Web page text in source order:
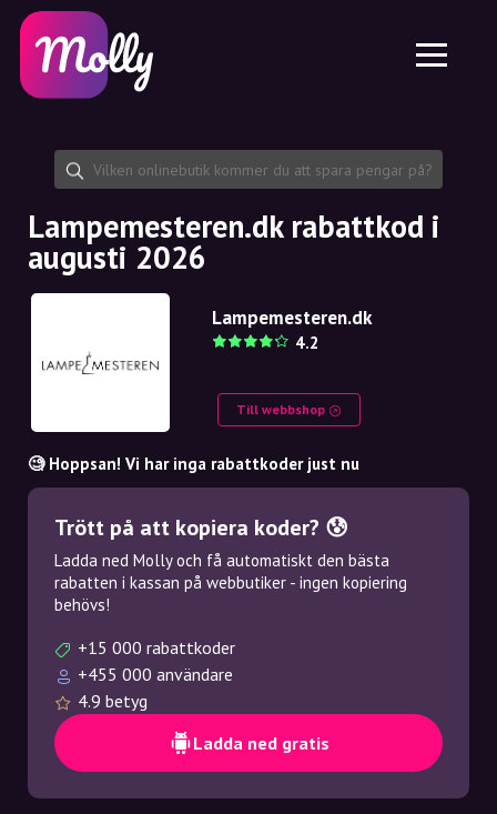
Hudvård
Hårvård
Dela rabattkod
Funktioner
Jobb
Om oss
Plattform
Molly till iPhone och iPad
Molly till Android
SE
EN
NO
NL
Lampemesteren.dk rabattkod i
augusti 2026
Lampemesteren.dk
4.2
Till webbshop
🧐 Hoppsan! Vi har inga rabattkoder just nu
Trött på att kopiera koder? 😰
Ladda ned Molly och få automatiskt den bästa
rabatten i kassan på webbutiker - ingen kopiering
behövs!
+15 000 rabattkoder
+455 000 användare
4.9 betyg
Ladda ned gratis